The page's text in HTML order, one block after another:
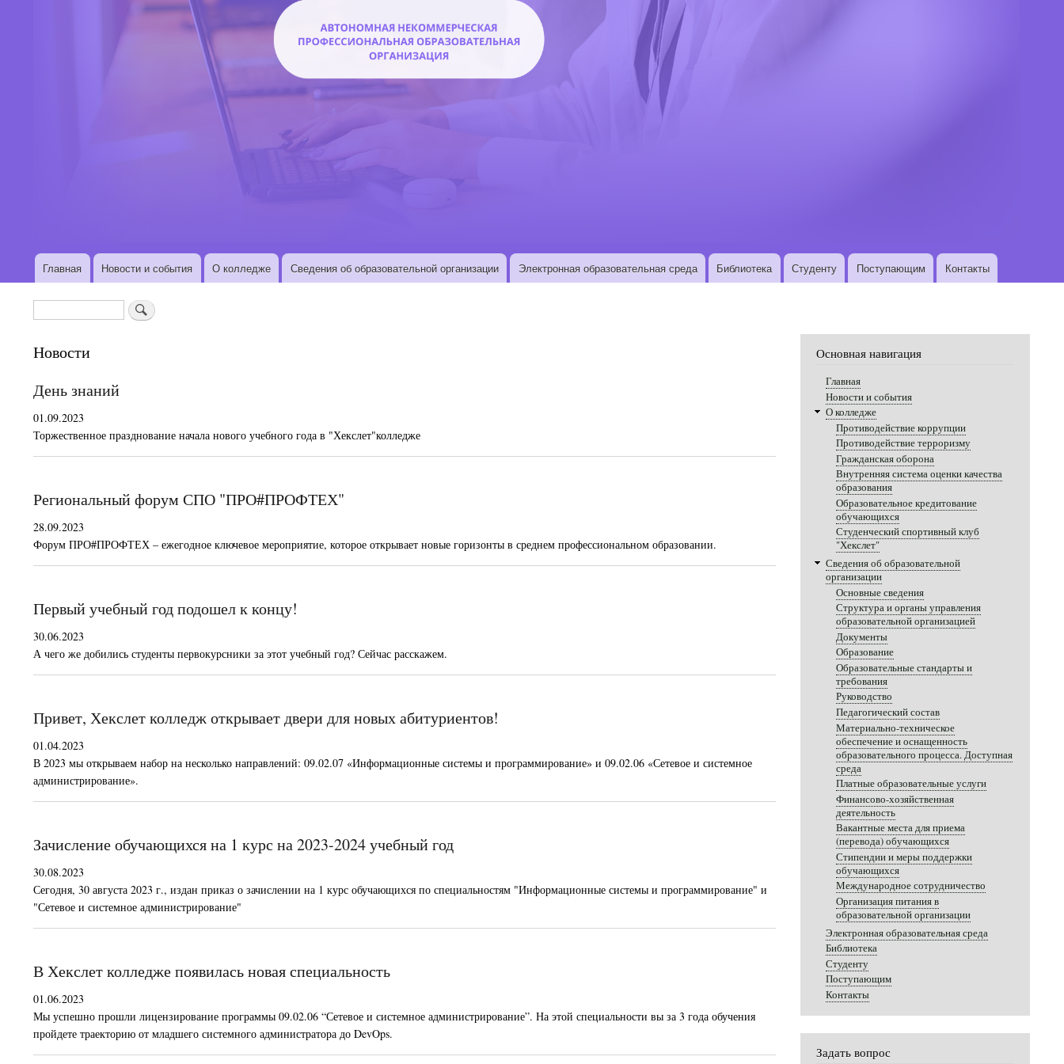
Основная
Главная Новости и события О колледже Сведения об образовательной организации Электронная образовательная среда Библиотека Студенту Поступающим Контакты
Поиск
Новости
День знаний
01.09.2023
Торжественное празднование начала нового учебного года в "Хекслет"колледже
Региональный форум СПО "ПРО#ПРОФТЕХ"
28.09.2023
Форум ПРО#ПРОФТЕХ – ежегодное ключевое мероприятие, которое открывает новые горизонты в среднем профессиональном образовании.
Первый учебный год подошел к концу!
30.06.2023
А чего же добились студенты первокурсники за этот учебный год? Сейчас расскажем.
Привет, Хекслет колледж открывает двери для новых абитуриентов!
01.04.2023
В 2023 мы открываем набор на несколько направлений: 09.02.07 «Информационные системы и программирование» и 09.02.06 «Сетевое и системное
администрирование».
Зачисление обучающихся на 1 курс на 2023-2024 учебный год
30.08.2023
Сегодня, 30 августа 2023 г., издан приказ о зачислении на 1 курс обучающихся по специальностям "Информационные системы и программирование" и
"Сетевое и системное администрирование"
В Хекслет колледже появилась новая специальность
01.06.2023
Мы успешно прошли лицензирование программы 09.02.06 “Сетевое и системное администрирование”. На этой специальности вы за 3 года обучения
пройдете траекторию от младшего системного администратора до DevOps.
Основная навигация
Главная
Новости и события
О колледже
Противодействие коррупции
Противодействие терроризму
Гражданская оборона
Внутренняя система оценки качества
образования
Образовательное кредитование
обучающихся
Студенческий спортивный клуб
"Хекслет"
Сведения об образовательной
организации
Основные сведения
Структура и органы управления
образовательной организацией
Документы
Образование
Образовательные стандарты и
требования
Руководство
Педагогический состав
Материально-техническое
обеспечение и оснащенность
образовательного процесса. Доступная
среда
Платные образовательные услуги
Финансово-хозяйственная
деятельность
Вакантные места для приема
(перевода) обучающихся
Стипендии и меры поддержки
обучающихся
Международное сотрудничество
Организация питания в
образовательной организации
Электронная образовательная среда
Библиотека
Студенту
Поступающим
Контакты
Задать вопрос